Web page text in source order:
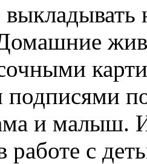
подписями
и малыш.
работе с